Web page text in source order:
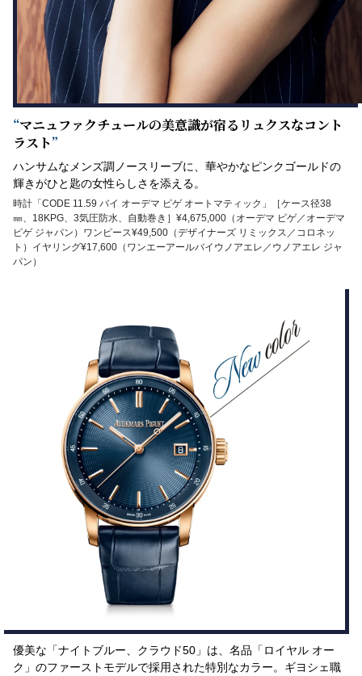
“マニュファクチュールの美意識が宿るリュクスなコント
ラスト”
ハンサムなメンズ調ノースリーブに、華やかなピンクゴールドの
輝きがひと匙の女性らしさを添える。
時計「CODE 11.59 バイ オーデマ ピゲ オートマティック」［ケース径38
㎜、18KPG、3気圧防水、自動巻き］¥4,675,000（オーデマ ピゲ／オーデマ
ピゲ ジャパン）ワンピース¥49,500（デザイナーズ リミックス／コロネッ
ト）イヤリング¥17,600（ワンエーアールバイウノアエレ／ウノアエレ ジャ
パン）
優美な「ナイトブルー、クラウド50」は、名品「ロイヤル オー
ク」のファーストモデルで採用された特別なカラー。ギヨシェ職